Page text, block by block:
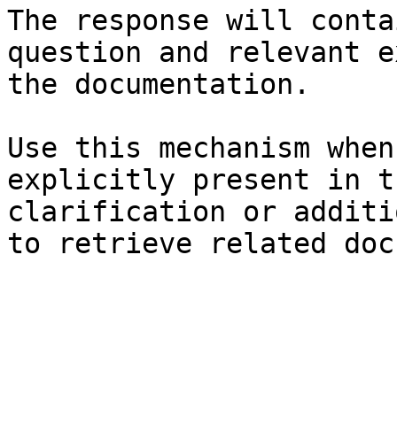
The response will
question and relevant
the documentation.
Use this mechanism
explicitly present in
clarification or